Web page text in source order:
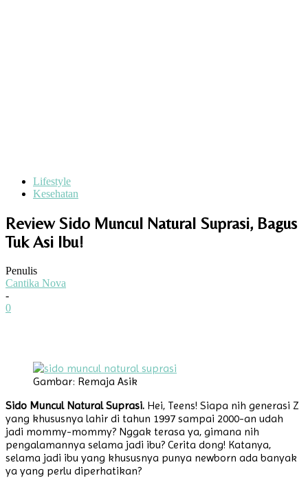
Lifestyle
Kesehatan
Review Sido Muncul Natural Suprasi, Bagus
Tuk Asi Ibu!
Penulis
Cantika Nova
-
0
Gambar: Remaja Asik
Sido Muncul Natural Suprasi. Hei, Teens! Siapa nih generasi Z
yang khususnya lahir di tahun 1997 sampai 2000-an udah
jadi mommy-mommy? Nggak terasa ya, gimana nih
pengalamannya selama jadi ibu? Cerita dong! Katanya,
selama jadi ibu yang khususnya punya newborn ada banyak
ya yang perlu diperhatikan?